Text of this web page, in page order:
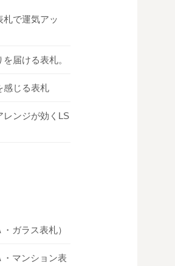
札で運気アッ
届ける表札。
感じる表札
レンジが効くLS
ガラス表札）
・マンション表